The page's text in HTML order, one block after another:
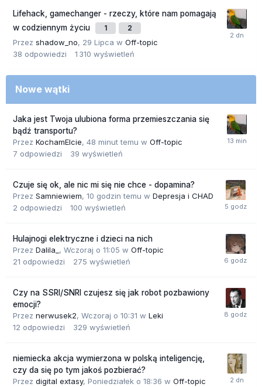
Lifehack, gamechanger - rzeczy, które nam pomagają
w codziennym życiu
1 2
Przez shadow_no, 29 Lipca w Off-topic
38 odpowiedzi 1 310 wyświetleń
Nowe wątki
Jaka jest Twoja ulubiona forma przemieszczania się
bądź transportu?
Przez KochamElcie, 48 minut temu w Off-topic
7 odpowiedzi 39 wyświetleń
Czuje się ok, ale nic mi się nie chce - dopamina?
Przez Samniewiem, 10 godzin temu w Depresja i CHAD
2 odpowiedzi 100 wyświetleń
Hulajnogi elektryczne i dzieci na nich
Przez Dalila_ , Wczoraj o 11:05 w Off-topic
21 odpowiedzi 275 wyświetleń
Czy na SSRI/SNRI czujesz się jak robot pozbawiony
emocji?
Przez nerwusek2, Wczoraj o 10:31 w Leki
12 odpowiedzi 329 wyświetleń
niemiecka akcja wymierzona w polską inteligencję,
czy da się po tym jakoś pozbierać?
Przez digital extasy, Poniedziałek o 18:36 w Off-topic